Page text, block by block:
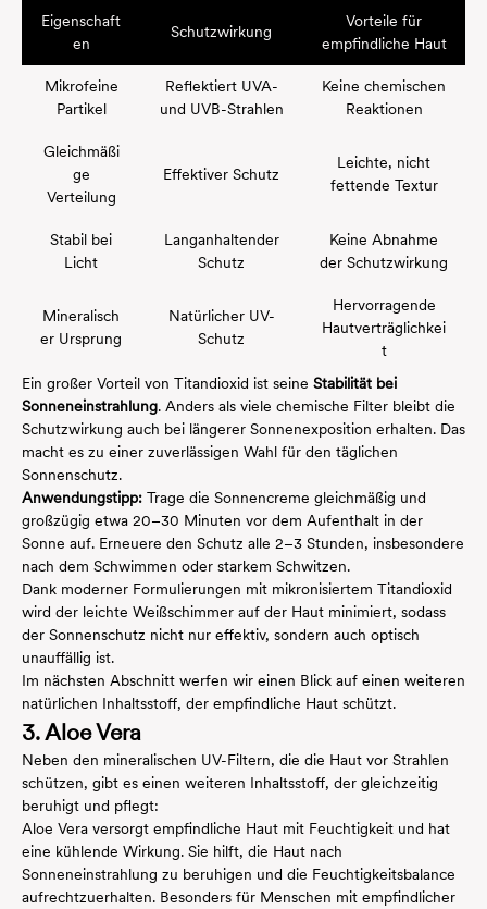
Eigenschaft
en
Schutzwirkung
Vorteile für
empfindliche Haut
Mikrofeine
Partikel
Reflektiert UVA-
und UVB-Strahlen
Keine chemischen
Reaktionen
Gleichmäßi
ge
Verteilung
Effektiver Schutz
Leichte, nicht
fettende Textur
Stabil bei
Licht
Langanhaltender
Schutz
Keine Abnahme
der Schutzwirkung
Mineralisch
er Ursprung
Natürlicher UV-
Schutz
Hervorragende
Hautverträglichkei
t
Ein großer Vorteil von Titandioxid ist seine Stabilität bei
Sonneneinstrahlung. Anders als viele chemische Filter bleibt die
Schutzwirkung auch bei längerer Sonnenexposition erhalten. Das
macht es zu einer zuverlässigen Wahl für den täglichen
Sonnenschutz.
Anwendungstipp: Trage die Sonnencreme gleichmäßig und
großzügig etwa 20–30 Minuten vor dem Aufenthalt in der
Sonne auf. Erneuere den Schutz alle 2–3 Stunden, insbesondere
nach dem Schwimmen oder starkem Schwitzen.
Dank moderner Formulierungen mit mikronisiertem Titandioxid
wird der leichte Weißschimmer auf der Haut minimiert, sodass
der Sonnenschutz nicht nur effektiv, sondern auch optisch
unauffällig ist.
Im nächsten Abschnitt werfen wir einen Blick auf einen weiteren
natürlichen Inhaltsstoff, der empfindliche Haut schützt.
3. Aloe Vera
Neben den mineralischen UV-Filtern, die die Haut vor Strahlen
schützen, gibt es einen weiteren Inhaltsstoff, der gleichzeitig
beruhigt und pflegt:
Aloe Vera versorgt empfindliche Haut mit Feuchtigkeit und hat
eine kühlende Wirkung. Sie hilft, die Haut nach
Sonneneinstrahlung zu beruhigen und die Feuchtigkeitsbalance
aufrechtzuerhalten. Besonders für Menschen mit empfindlicher